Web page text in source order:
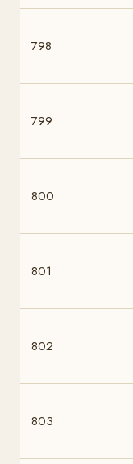
798
799
800
801
802
803